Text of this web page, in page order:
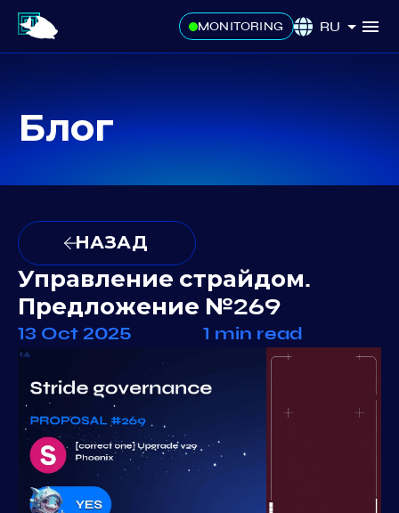
MONITORING RU
Блог
НАЗАД
Управление страйдом.
Предложение №269
13 Oct 2025 1 min read